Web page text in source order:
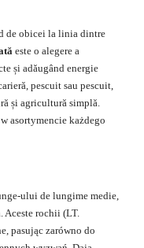
de obicei la linia dintre
este o alegere a
și adăugând energie
pescuit sau pescuit,
și agricultură simplă.
asortymencie każdego
ului de lungime medie,
Aceste rochii (LT.
pasując zarówno do